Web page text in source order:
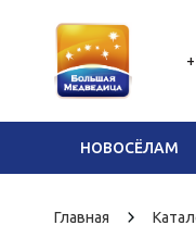
НОВОСЁЛАМ
Главная